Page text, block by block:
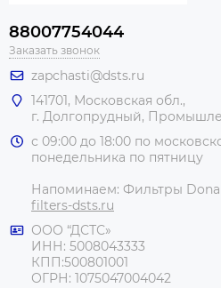
88007754044
Заказать звонок
zapchasti@dsts.ru
141701, Московская обл.,
г. Долгопрудный,
с 09:00 до 18:00 по
понедельника по пятницу
Напоминаем: Фильтры
filters-dsts.ru
ООО “ДСТС»
ИНН: 5008043333
КПП:500801001
ОГРН: 1075047004042